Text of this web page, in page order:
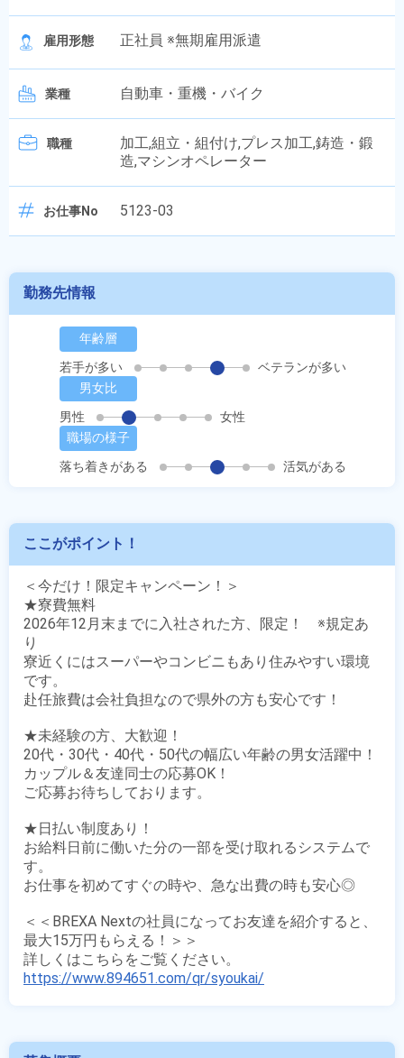
雇用形態 正社員 ※無期雇用派遣
業種 自動車・重機・バイク
職種
加工,組立・組付け,プレス加工,鋳造・鍛
造,マシンオペレーター
お仕事No 5123-03
勤務先情報
年齢層
若手が多い
ベテランが多い
男女比
男性
女性
職場の様子
落ち着きがある
活気がある
ここがポイント！
＜今だけ！限定キャンペーン！＞
★寮費無料
2026年12月末までに入社された方、限定！　※規定あ
り
寮近くにはスーパーやコンビニもあり住みやすい環境
です。
赴任旅費は会社負担なので県外の方も安心です！
★未経験の方、大歓迎！
20代・30代・40代・50代の幅広い年齢の男女活躍中！
カップル＆友達同士の応募OK！
ご応募お待ちしております。
★日払い制度あり！
お給料日前に働いた分の一部を受け取れるシステムで
す。
お仕事を初めてすぐの時や、急な出費の時も安心◎
＜＜BREXA Nextの社員になってお友達を紹介すると、
最大15万円もらえる！＞＞
https://www.894651.com/qr/syoukai/